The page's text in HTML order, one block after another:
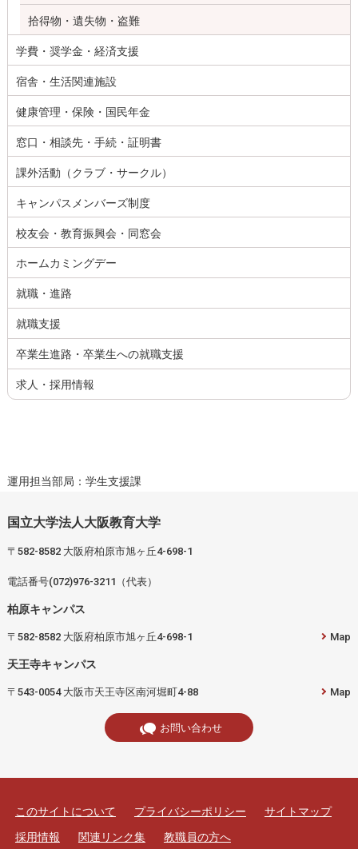
拾得物・遺失物・盗難
学費・奨学金・経済支援
宿舎・生活関連施設
健康管理・保険・国民年金
窓口・相談先・手続・証明書
課外活動（クラブ・サークル）
キャンパスメンバーズ制度
校友会・教育振興会・同窓会
ホームカミングデー
就職・進路
就職支援
卒業生進路・卒業生への就職支援
求人・採用情報
運用担当部局：学生支援課
国立大学法人大阪教育大学
〒582-8582 大阪府柏原市旭ヶ丘4-698-1
電話番号(072)976-3211（代表）
柏原キャンパス
〒582-8582 大阪府柏原市旭ヶ丘4-698-1 Map
天王寺キャンパス
〒543-0054 大阪市天王寺区南河堀町4-88 Map
お問い合わせ
このサイトについて プライバシーポリシー
サイトマップ
採用情報
関連リンク集 教職員の方へ